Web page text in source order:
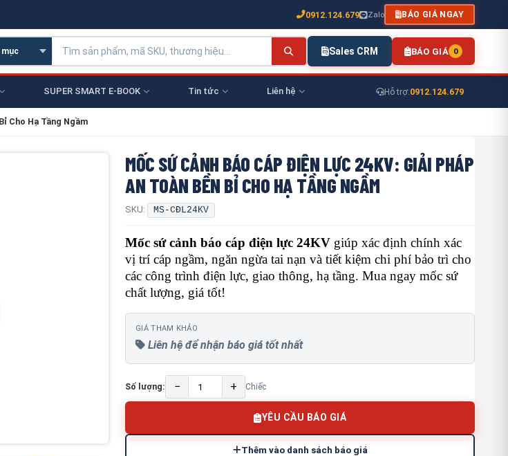
0912.124.679 Zalo BÁO GIÁ NGAY
Sales CRM BÁO GIÁ 0
SUPER SMART E-BOOK Tin tức Liên hệ Hỗ trợ:0912.124.679
Cho Hạ Tầng Ngầm
MỐC SỨ CẢNH BÁO CÁP ĐIỆN LỰC 24KV: GIẢI PHÁP
AN TOÀN BỀN BỈ CHO HẠ TẦNG NGẦM
SKU: MS-CĐL24KV
Mốc sứ cảnh báo cáp điện lực 24KV giúp xác định chính xác
vị trí cáp ngầm, ngăn ngừa tai nạn và tiết kiệm chi phí bảo trì cho
các công trình điện lực, giao thông, hạ tầng. Mua ngay mốc sứ
chất lượng, giá tốt!
GIÁ THAM KHẢO
Liên hệ để nhận báo giá tốt nhất
Số lượng: − + Chiếc
YÊU CẦU BÁO GIÁ
Thêm vào danh sách báo giá